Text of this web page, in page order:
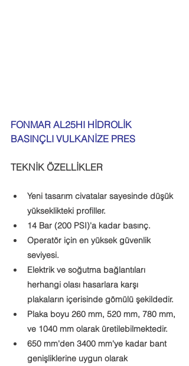
FONMAR AL25HI HİDROLİK
BASINÇLI VULKANİZE PRES
TEKNİK ÖZELLİKLER
Yeni tasarım civatalar sayesinde düşük
yükseklikteki profiller.
14 Bar (200 PSI)'a kadar basınç.
Operatör için en yüksek güvenlik
seviyesi.
Elektrik ve soğutma bağlantıları
herhangi olası hasarlara karşı
plakaların içerisinde gömülü şekildedir.
Plaka boyu 260 mm, 520 mm, 780 mm,
ve 1040 mm olarak üretilebilmektedir.
650 mm'den 3400 mm'ye kadar bant
genişliklerine uygun olarak